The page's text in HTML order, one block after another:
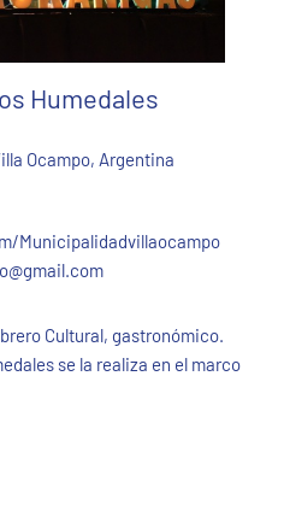
Humedales
Ocampo, Argentina
Municipalidadvillaocampo
Cultural, gastronómico.
se la realiza en el marco